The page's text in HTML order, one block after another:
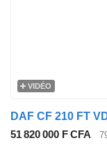
VIDÉO
DAF CF 210 FT
51 820 000 F CFA